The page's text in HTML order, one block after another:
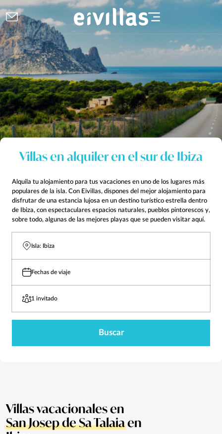
Villas en alquiler en el sur de Ibiza
Alquila tu alojamiento para tus vacaciones en uno de los lugares más
populares de la isla. Con Eivillas, dispones del mejor alojamiento para
disfrutar de una estancia lujosa en un destino turístico estrella dentro
de Ibiza, con espectaculares espacios naturales, pueblos pintorescos y,
sobre todo, algunas de las mejores playas que se pueden visitar aquí.
Isla: Ibiza
Fechas de viaje
1 invitado
Buscar
Villas vacacionales en
San Josep de Sa Talaiaen